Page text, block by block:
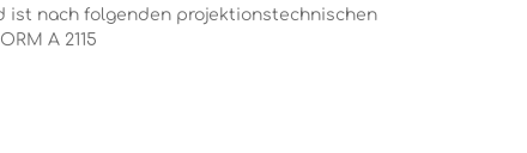
ist nach folgenden projektionstechnischen
A 2115